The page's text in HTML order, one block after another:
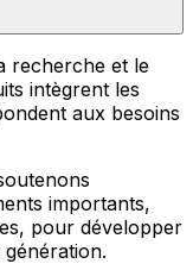
recherche et le
intègrent les
aux besoins
importants,
pour développer